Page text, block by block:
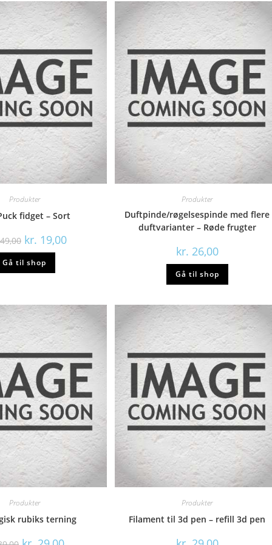
Produkter
fidget – Sort
Den
oprindelige
pris
var:
kr. 149,00.
kr. 19,00Den
aktuelle
Gå til shop
Produkter
Duftpinde/røgelsespinde med flere
duftvarianter – Røde frugter
kr. 26,00
Gå til shop
Produkter
rubiks terning
Den Den
Produkter
Filament til 3d pen – refill 3d pen